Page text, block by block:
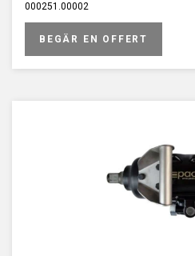
000251.00002
BEGÄR EN OFFERT